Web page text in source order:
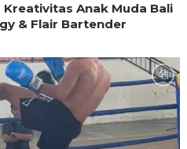
Anak Muda Bali
& Flair Bartender